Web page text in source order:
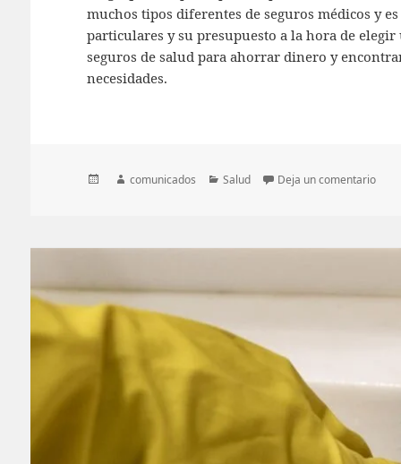
muchos tipos diferentes de seguros médicos y
particulares y su presupuesto a la hora de
seguros de salud para ahorrar dinero y
necesidades.
Publicado
Autor
comunicados Categorías
Salud Deja un comentarioen